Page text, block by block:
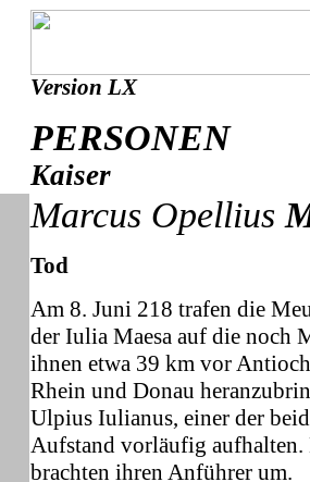
Version LX
PERSONEN
Kaiser
Marcus Opellius
Tod
Am 8. Juni 218 trafen die
der Iulia Maesa auf die noch
ihnen etwa 39 km vor
Rhein und Donau
Ulpius Iulianus, einer der
Aufstand vorläufig aufhalten.
brachten ihren Anführer um.